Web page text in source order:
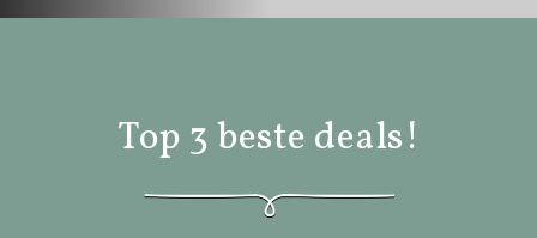
Top 3 beste deals!